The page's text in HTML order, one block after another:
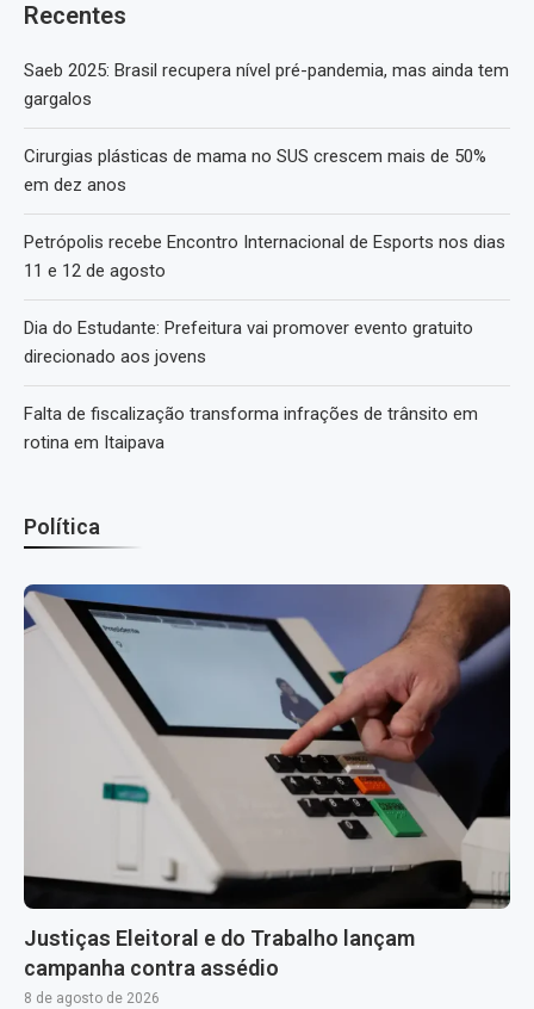
Recentes
Saeb 2025: Brasil recupera nível pré-pandemia, mas ainda tem
gargalos
Cirurgias plásticas de mama no SUS crescem mais de 50%
em dez anos
Petrópolis recebe Encontro Internacional de Esports nos dias
11 e 12 de agosto
Dia do Estudante: Prefeitura vai promover evento gratuito
direcionado aos jovens
Falta de fiscalização transforma infrações de trânsito em
rotina em Itaipava
Política
Justiças Eleitoral e do Trabalho lançam
campanha contra assédio
8 de agosto de 2026